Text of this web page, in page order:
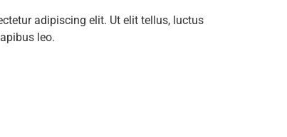
adipiscing elit. Ut elit tellus, luctus
leo.